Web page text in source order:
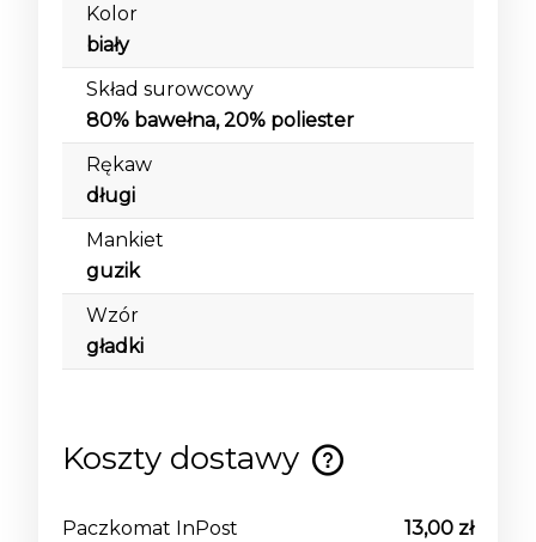
Kolor
biały
Skład surowcowy
80% bawełna, 20% poliester
Rękaw
długi
Mankiet
guzik
Wzór
gładki
Koszty dostawy
Cena nie zawiera ewentualnych kosztów
Paczkomat InPost 13,00 zł